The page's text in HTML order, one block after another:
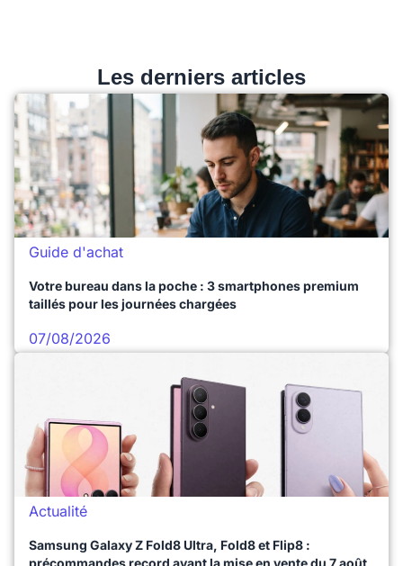
Les derniers articles
Guide d'achat
Votre bureau dans la poche : 3 smartphones premium
taillés pour les journées chargées
07/08/2026
Actualité
Samsung Galaxy Z Fold8 Ultra, Fold8 et Flip8 :